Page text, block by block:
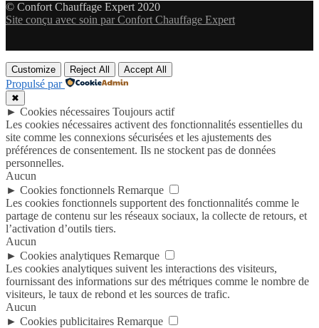
© Confort Chauffage Expert 2020
Site conçu avec soin par Confort Chauffage Expert
Customize Reject All Accept All
Propulsé par
✖
► Cookies nécessaires Toujours actif
Les cookies nécessaires activent des fonctionnalités essentielles du
site comme les connexions sécurisées et les ajustements des
préférences de consentement. Ils ne stockent pas de données
personnelles.
Aucun
► Cookies fonctionnels Remarque
Les cookies fonctionnels supportent des fonctionnalités comme le
partage de contenu sur les réseaux sociaux, la collecte de retours, et
l’activation d’outils tiers.
Aucun
► Cookies analytiques Remarque
Les cookies analytiques suivent les interactions des visiteurs,
fournissant des informations sur des métriques comme le nombre de
visiteurs, le taux de rebond et les sources de trafic.
Aucun
► Cookies publicitaires Remarque